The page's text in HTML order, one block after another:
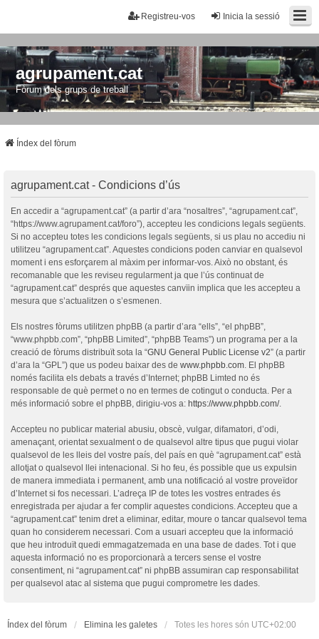
Inicia la sessió
Registreu-vos
agrupament.cat
Fòrum dels grups de treball
Índex del fòrum
agrupament.cat - Condicions d’ús
En accedir a “agrupament.cat” (a partir d’ara “nosaltres”, “agrupament.cat”,
“https://www.agrupament.cat/foro”), accepteu les condicions legals següents.
Si no accepteu totes les condicions legals següents, si us plau no accediu ni
utilitzeu “agrupament.cat”. Aquestes condicions poden canviar en qualsevol
moment i ens esforçarem al màxim per informar-vos. Això no obstant, és
recomanable que les reviseu regularment ja que l’ús continuat de
“agrupament.cat” després que aquestes canvïin implica que les accepteu a
mesura que s’actualitzen o s’esmenen.
Els nostres fòrums utilitzen phpBB (a partir d’ara “ells”, “el phpBB”,
“www.phpbb.com”, “phpBB Limited”, “phpBB Teams”) un programa per a la
creació de fòrums distribuït sota la “GNU General Public License v2” (a partir
d’ara la “GPL”) que us podeu baixar des de www.phpbb.com . El phpBB
només facilita els debats a través d’Internet; phpBB Limted no és
responsable de què permet o no en termes de cotingut o conducta. Per a
més informació sobre el phpBB, dirigiu-vos a: https://www.phpbb.com/.
Accepteu no publicar material abusiu, obscè, vulgar, difamatori, d’odi,
amenaçant, orientat sexualment o de qualsevol altre tipus que pugui violar
qualsevol de les lleis del vostre país, del país en què “agrupament.cat” està
allotjat o qualsevol llei intenacional. Si ho feu, és possible que us expulsin
de manera immediata i permanent, amb una notificació al vostre proveïdor
d’Internet si fos necessari. L’adreça IP de totes les vostres entrades és
enregistrada per ajudar a fer complir aquestes condicions. Accepteu que a
“agrupament.cat” tenim dret a eliminar, editar, moure o tancar qualsevol tema
quan ho considerem necessari. Com a usuari accepteu que la informació
que heu introduït quedi emmagatzemada en una base de dades. Tot i que
aquesta informació no es proporcionarà a tercers sense el vostre
consentiment, ni “agrupament.cat” ni phpBB assumiran cap responsabilitat
per qualsevol atac al sistema que pugui comprometre les dades.
Índex del fòrum Elimina les galetes Totes les hores són UTC+02:00